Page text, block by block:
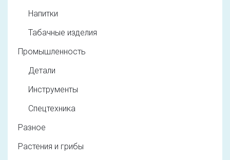
Напитки
Табачные изделия
Промышленность
Детали
Инструменты
Спецтехника
Разное
Растения и грибы